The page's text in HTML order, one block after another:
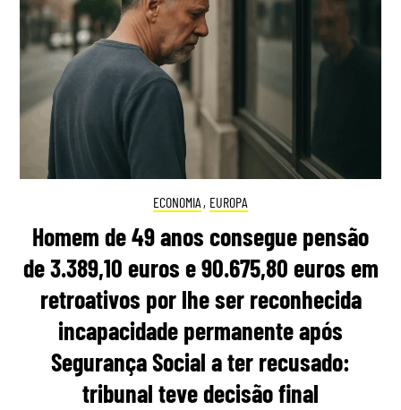
ECONOMIA , EUROPA
Homem de 49 anos consegue pensão
de 3.389,10 euros e 90.675,80 euros em
retroativos por lhe ser reconhecida
incapacidade permanente após
Segurança Social a ter recusado:
tribunal teve decisão final